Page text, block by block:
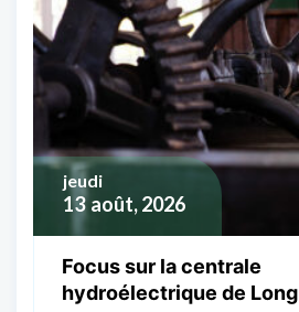
13 août, 2026
jeudi
Focus sur la centrale
hydroélectrique de Long